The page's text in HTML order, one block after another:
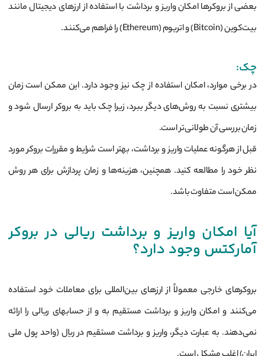
بعضی از بروکرها امکان واریز و برداشت با استفاده از ارزهای دیجیتال مانند
بیت‌کوین (Bitcoin) و اتریوم (Ethereum) را فراهم می‌کنند.
چک:
در برخی موارد، امکان استفاده از چک نیز وجود دارد. این ممکن است زمان
بیشتری نسبت به روش‌های دیگر ببرد، زیرا چک باید به بروکر ارسال شود و
زمان بررسی آن طولانی‌تر است.
قبل از هرگونه عملیات واریز و برداشت، بهتر است شرایط و مقررات بروکر مورد
نظر خود را مطالعه کنید. همچنین، هزینه‌ها و زمان پردازش برای هر روش
ممکن است متفاوت باشد.
آیا امکان واریز و برداشت ریالی در بروکر
آمارکتس وجود دارد؟
بروکرهای خارجی معمولاً از ارزهای بین‌المللی برای معاملات خود استفاده
می‌کنند و امکان واریز و برداشت مستقیم به و از حسابهای ریالی را ارائه
نمی‌دهند. به عبارت دیگر، واریز و برداشت مستقیم در ریال (واحد پول ملی